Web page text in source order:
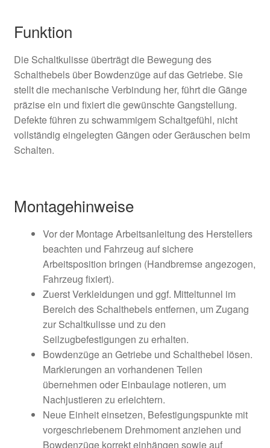
Funktion
Die Schaltkulisse überträgt die Bewegung des
Schalthebels über Bowdenzüge auf das Getriebe. Sie
stellt die mechanische Verbindung her, führt die Gänge
präzise ein und fixiert die gewünschte Gangstellung.
Defekte führen zu schwammigem Schaltgefühl, nicht
vollständig eingelegten Gängen oder Geräuschen beim
Schalten.
Montagehinweise
Vor der Montage Arbeitsanleitung des Herstellers
beachten und Fahrzeug auf sichere
Arbeitsposition bringen (Handbremse angezogen,
Fahrzeug fixiert).
Zuerst Verkleidungen und ggf. Mitteltunnel im
Bereich des Schalthebels entfernen, um Zugang
zur Schaltkulisse und zu den
Seilzugbefestigungen zu erhalten.
Bowdenzüge an Getriebe und Schalthebel lösen.
Markierungen an vorhandenen Teilen
übernehmen oder Einbaulage notieren, um
Nachjustieren zu erleichtern.
Neue Einheit einsetzen, Befestigungspunkte mit
vorgeschriebenem Drehmoment anziehen und
Bowdenzüge korrekt einhängen sowie auf